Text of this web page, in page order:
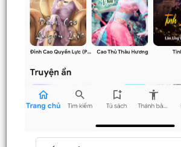
Truyện Dịch Miễn Phí
Thao tác
Đăng ký tài khoản
Danh sách combo